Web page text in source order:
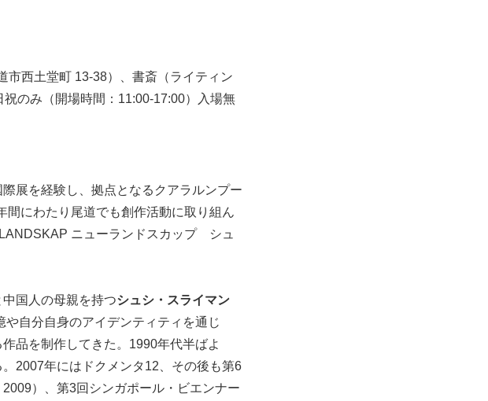
西土堂町 13-38）、書斎（ライティン
のみ（開場時間：11:00-17:00）入場無
展を経験し、拠点となるクアラルンプー
間にわたり尾道でも創作活動に取り組ん
ニューランドスカップ シュ
国人の母親を持つシュシ・スライマン
や自分自身のアイデンティティを通じ
品を制作してきた。1990年代半ばよ
2007年にはドクメンタ12、その後も第6
）、第3回シンガポール・ビエンナー